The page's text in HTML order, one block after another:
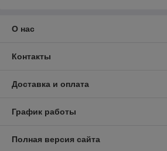
О нас
Контакты
Доставка и оплата
График работы
Полная версия сайта